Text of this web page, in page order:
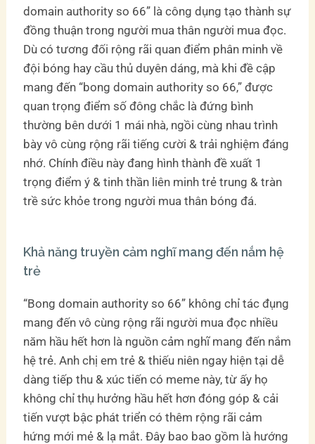
domain authority so 66” là công dụng tạo thành sự
đồng thuận trong người mua thân người mua đọc.
Dù có tương đối rộng rãi quan điểm phân minh về
đội bóng hay cầu thủ duyên dáng, mà khi đề cập
mang đến “bong domain authority so 66,” được
quan trọng điểm số đông chắc là đứng bình
thường bên dưới 1 mái nhà, ngồi cùng nhau trình
bày vô cùng rộng rãi tiếng cười & trải nghiệm đáng
nhớ. Chính điều này đang hình thành đề xuất 1
trọng điểm ý & tinh thần liên minh trẻ trung & tràn
trề sức khỏe trong người mua thân bóng đá.
Khả năng truyền cảm nghĩ mang đến nắm hệ
trẻ
“Bong domain authority so 66” không chỉ tác đụng
mang đến vô cùng rộng rãi người mua đọc nhiều
năm hầu hết hơn là nguồn cảm nghĩ mang đến nắm
hệ trẻ. Anh chị em trẻ & thiếu niên ngay hiện tại dễ
dàng tiếp thu & xúc tiến có meme này, từ ấy họ
không chỉ thụ hưởng hầu hết hơn đóng góp & cải
tiến vượt bậc phát triển có thêm rộng rãi cảm
hứng mới mẻ & lạ mắt. Đây bao bao gồm là hướng